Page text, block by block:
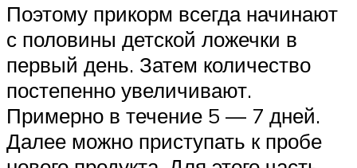
Поэтому прикорм всегда начинают
с половины детской ложечки в
первый день. Затем количество
постепенно увеличивают.
Примерно в течение 5 — 7 дней.
Далее можно приступать к пробе